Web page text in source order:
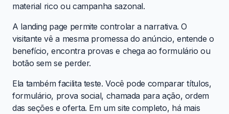
material rico ou campanha sazonal.
A landing page permite controlar a narrativa. O
visitante vê a mesma promessa do anúncio, entende o
benefício, encontra provas e chega ao formulário ou
botão sem se perder.
Ela também facilita teste. Você pode comparar títulos,
formulário, prova social, chamada para ação, ordem
das seções e oferta. Em um site completo, há mais